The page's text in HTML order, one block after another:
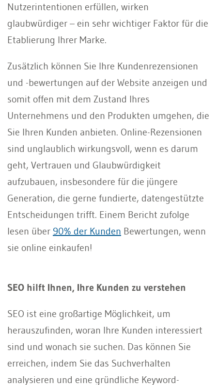
Nutzerintentionen erfüllen, wirken
glaubwürdiger – ein sehr wichtiger Faktor für die
Etablierung Ihrer Marke.
Zusätzlich können Sie Ihre Kundenrezensionen
und -bewertungen auf der Website anzeigen und
somit offen mit dem Zustand Ihres
Unternehmens und den Produkten umgehen, die
Sie Ihren Kunden anbieten. Online-Rezensionen
sind unglaublich wirkungsvoll, wenn es darum
geht, Vertrauen und Glaubwürdigkeit
aufzubauen, insbesondere für die jüngere
Generation, die gerne fundierte, datengestützte
Entscheidungen trifft. Einem Bericht zufolge
lesen über 90% der Kunden Bewertungen, wenn
sie online einkaufen!
SEO hilft Ihnen, Ihre Kunden zu verstehen
SEO ist eine großartige Möglichkeit, um
herauszufinden, woran Ihre Kunden interessiert
sind und wonach sie suchen. Das können Sie
erreichen, indem Sie das Suchverhalten
analysieren und eine gründliche Keyword-